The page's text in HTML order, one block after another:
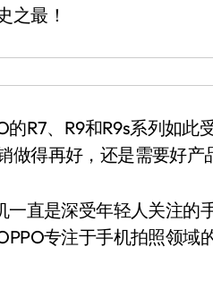
之最！
R7、R9和R9s系列如此
做得再好，还是需要好产
直是深受年轻人关注的
专注于手机拍照领